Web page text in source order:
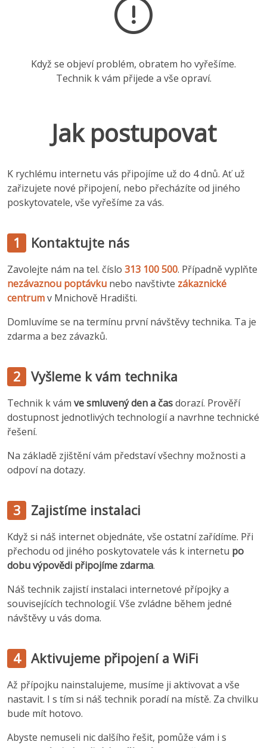
Když se objeví problém, obratem ho vyřešíme.
Technik k vám přijede a vše opraví.
Jak postupovat
K rychlému internetu vás připojíme už do 4 dnů. Ať už
zařizujete nové připojení, nebo přecházíte od jiného
poskytovatele, vše vyřešíme za vás.
1 Kontaktujte nás
Zavolejte nám na tel. číslo 313 100 500. Případně vyplňte
nezávaznou poptávku nebo navštivte zákaznické
centrumv Mnichově Hradišti.
Domluvíme se na termínu první návštěvy technika. Ta je
zdarma a bez závazků.
2 Vyšleme k vám technika
Technik k vám ve smluvený den a časdorazí. Prověří
dostupnost jednotlivých technologií a navrhne technické
řešení.
Na základě zjištění vám představí všechny možnosti a
odpoví na dotazy.
3 Zajistíme instalaci
Když si náš internet objednáte, vše ostatní zařídíme. Při
přechodu od jiného poskytovatele vás k internetu po
dobu výpovědi připojíme zdarma.
Náš technik zajistí instalaci internetové přípojky a
souvisejících technologií. Vše zvládne během jedné
návštěvy u vás doma.
4 Aktivujeme připojení a WiFi
Až přípojku nainstalujeme, musíme ji aktivovat a vše
nastavit. I s tím si náš technik poradí na místě. Za chvilku
bude mít hotovo.
Abyste nemuseli nic dalšího řešit, pomůže vám i s